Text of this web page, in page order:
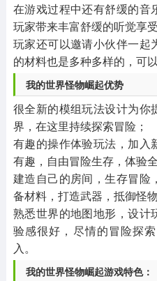
在游戏过程中还有舒缓的音
玩家带来丰富舒缓的听觉享受
玩家还可以邀请小伙伴一起
的材料也是多种多样的，可
我的世界怪物崛起优势
很全新的模组玩法设计为你
界，在这里持续探索冒险；
有趣的操作体验玩法，加入
有趣，自由冒险生存，体验
建造自己的房间，生存冒险
备材料，打造武器，抵御怪物
熟悉世界的地图地形，设计
验感很好，尽情的冒险探
入。
我的世界怪物崛起游戏特色：